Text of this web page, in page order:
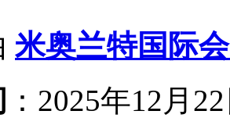
米奥兰特国际
：2025年12月